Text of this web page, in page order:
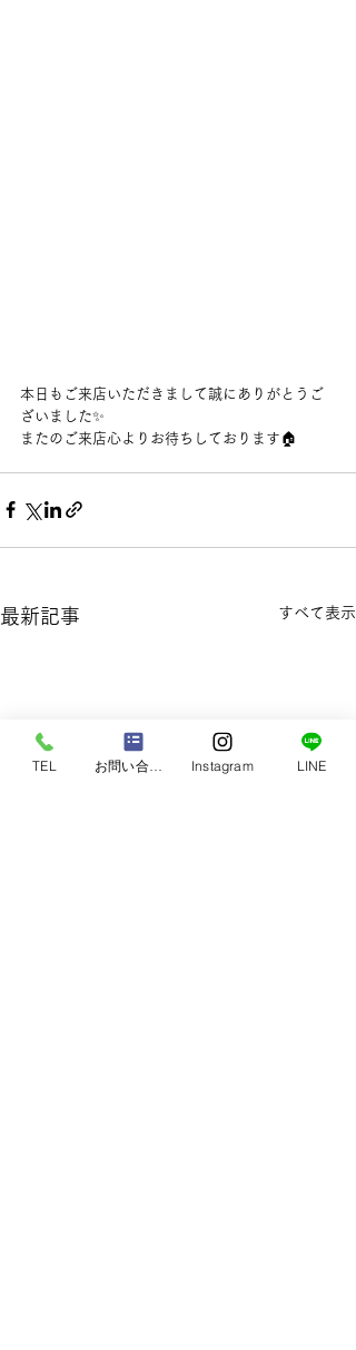
本日もご来店いただきまして誠にありがとうご
ざいました✨
またのご来店心よりお待ちしております🏠
最新記事 すべて表示
TEL お問い合わせ Instagram LINE